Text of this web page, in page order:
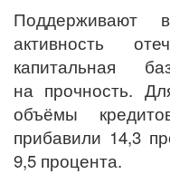
Поддерживают
активность
капитальная
на прочность.
объёмы
прибавили 14,3
9,5 процента.